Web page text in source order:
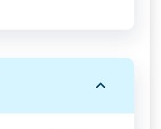
าจทำการถาม E-mail
นี้ ท่านอาจจะได้ จดหมายที่